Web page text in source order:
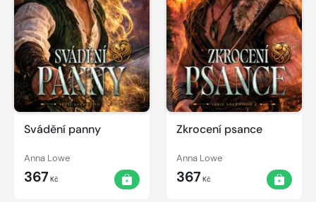
Svádění panny
Anna Lowe
367Kč
Zkrocení psance
Anna Lowe
367Kč